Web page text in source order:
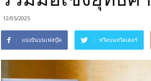
12/05/2025
แบ่งปันบนเฟสบุ๊ค ทวีตบนทวิตเตอร์